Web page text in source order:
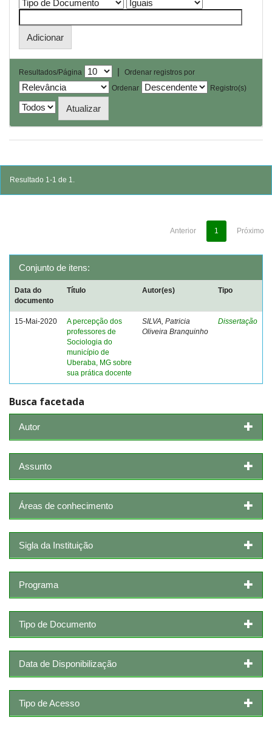
Resultados/Página |
Ordenar registros por
Ordenar
Registro(s)
Resultado 1-1 de 1.
Anterior 1 Próximo
Conjunto de itens:
Data do
documento
Título Autor(es) Tipo
15-Mai-2020
A percepção dos
professores de
Sociologia do
município de
Uberaba, MG sobre
sua prática docente
SILVA, Patricia
Oliveira Branquinho
Dissertação
Busca facetada
Autor
Assunto
Áreas de conhecimento
Sigla da Instituição
Programa
Tipo de Documento
Data de Disponibilização
Tipo de Acesso